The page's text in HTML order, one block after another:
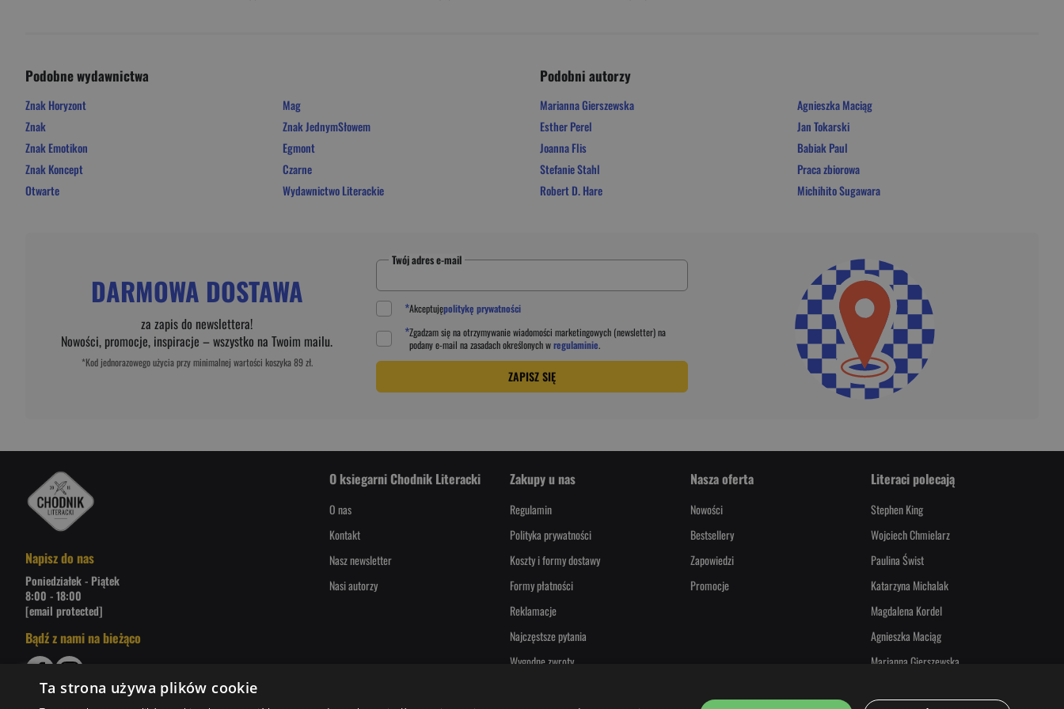
Podobne wydawnictwa
Znak Horyzont
Znak
Znak Emotikon
Znak Koncept
Otwarte
Mag
Znak JednymSłowem
Egmont
Czarne
Wydawnictwo Literackie
Podobni autorzy
Marianna Gierszewska
Esther Perel
Joanna Flis
Stefanie Stahl
Robert D. Hare
Agnieszka Maciąg
Jan Tokarski
Babiak Paul
Praca zbiorowa
Michihito Sugawara
DARMOWA DOSTAWA
za zapis do newslettera!
Nowości, promocje, inspiracje – wszystko na Twoim mailu.
*Kod jednorazowego użycia przy minimalnej wartości koszyka 89 zł.
Twój adres e-mail
*Akceptujępolitykę prywatności
*Zgadzam się na otrzymywanie wiadomości marketingowych (newsletter) na
podanye-mail na zasadach określonych wregulaminie.
ZAPISZ SIĘ
Napisz do nas
Poniedziałek - Piątek
8:00 - 18:00
[email protected]
Bądź z nami na bieżąco
O ksiegarni Chodnik Literacki
O nas
Kontakt
Nasz newsletter
Nasi autorzy
Zakupy u nas
Regulamin
Polityka prywatności
Koszty i formy dostawy
Formy płatności
Reklamacje
Najczęstsze pytania
Wygodne zwroty
Nasza oferta
Nowości
Bestsellery
Zapowiedzi
Promocje
Literaci polecają
Stephen King
Wojciech Chmielarz
Paulina Świst
Katarzyna Michalak
Magdalena Kordel
Agnieszka Maciąg
Marianna Gierszewska
Ta strona używa plików cookie